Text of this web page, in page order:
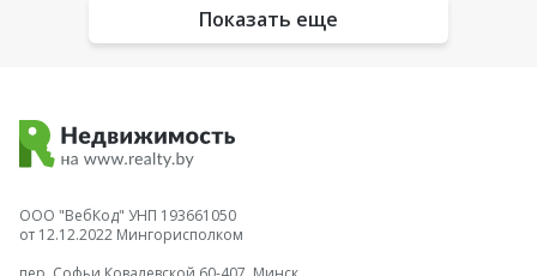
Показать еще
ООО "ВебКод" УНП 193661050
от 12.12.2022 Мингорисполком